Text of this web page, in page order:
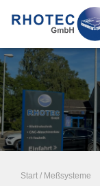
Start / Meßsysteme